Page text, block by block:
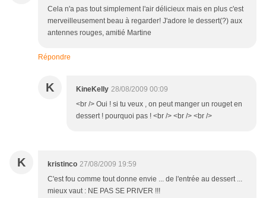
Cela n'a pas tout simplement l'air délicieux mais en plus c'est
merveilleusement beau à regarder! J'adore le dessert(?) aux
antennes rouges, amitié Martine
Répondre
K KineKelly 28/08/2009 00:09
<br /> Oui ! si tu veux , on peut manger un rouget en
dessert ! pourquoi pas ! <br /> <br /> <br />
K kristinco 27/08/2009 19:59
C'est fou comme tout donne envie ... de l'entrée au dessert ...
mieux vaut : NE PAS SE PRIVER !!!